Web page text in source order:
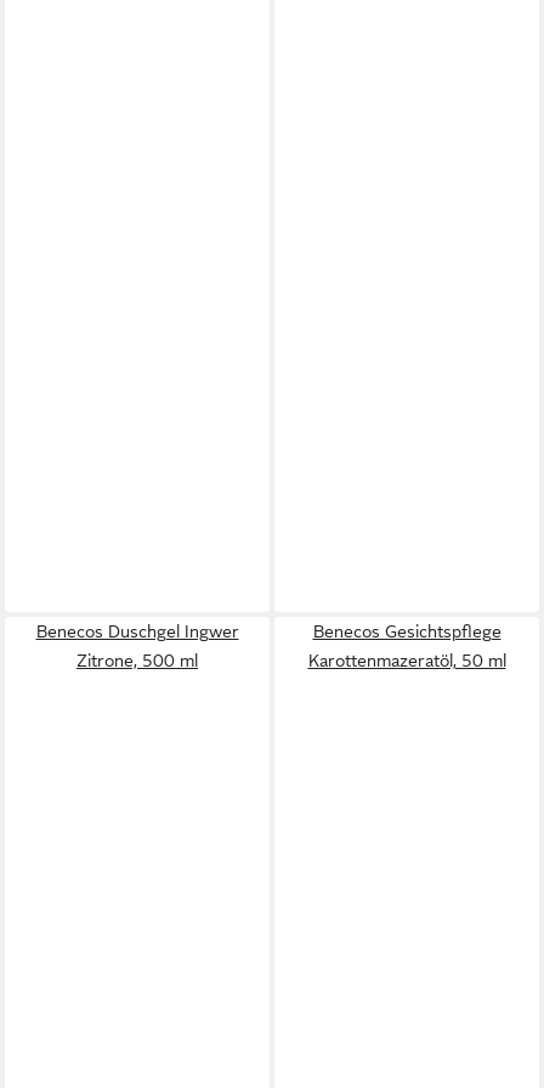
Benecos Duschgel Ingwer
Zitrone, 500 ml
Benecos Gesichtspflege
Karottenmazeratöl, 50 ml